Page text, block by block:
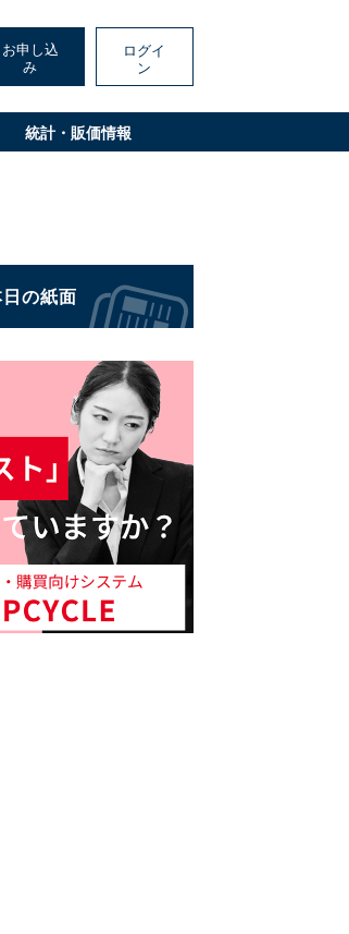
お申し込
み
ログイ
ン
統計・販価情報